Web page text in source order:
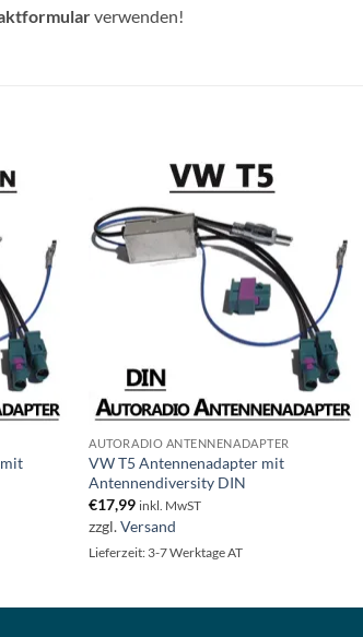
verwenden!
AUTORADIO ANTENNENADAPTER
VW T5 Antennenadapter mit
Antennendiversity DIN
€17,99 inkl. MwST
zzgl.Versand
Lieferzeit: 3-7 Werktage AT